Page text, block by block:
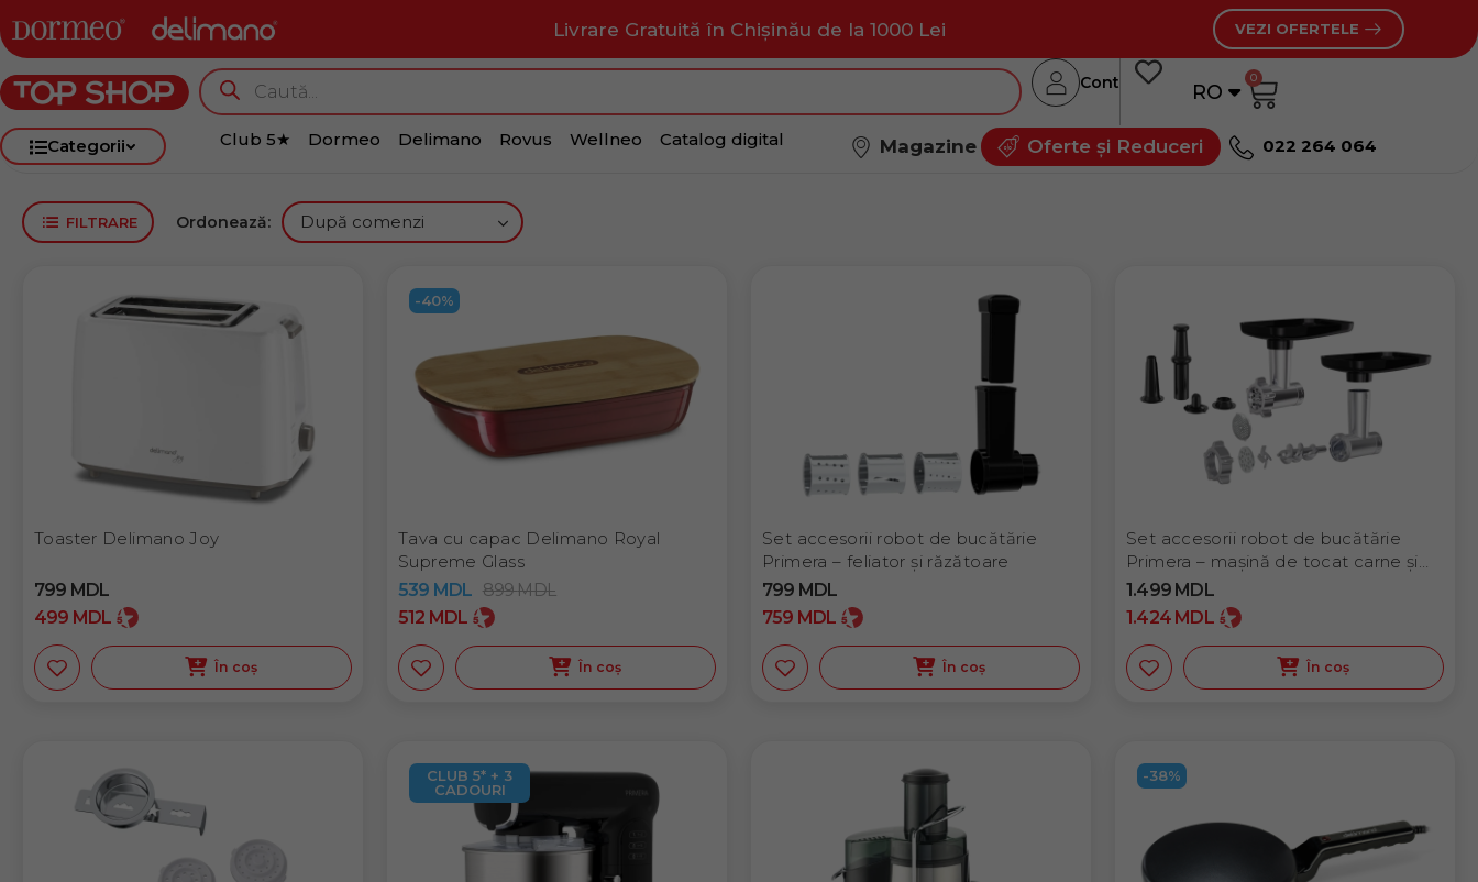
Livrare Gratuită în Chișinău de la 1000 Lei VEZI OFERTELE
Cont RO
RU
0
Categorii Club 5★ Dormeo Delimano Rovus Wellneo Catalog digital Magazine Oferte și Reduceri 022 264 064
FILTRARE Ordonează:
Toaster Delimano Joy
799 MDL
499 MDL
În coș
-40%
Tava cu capac Delimano Royal
Supreme Glass
539 MDL 899MDL
512 MDL
În coș
Set accesorii robot de bucătărie
Primera – feliator și răzătoare
799 MDL
759 MDL
În coș
Set accesorii robot de bucătărie
Primera – mașină de tocat carne și
accesoriu cârnați
1.499 MDL
1.424 MDL
În coș
CLUB 5* + 3
CADOURI
-38%